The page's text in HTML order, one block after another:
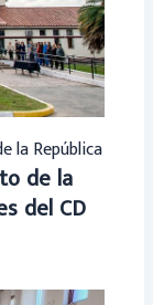
la República
de la
del CD